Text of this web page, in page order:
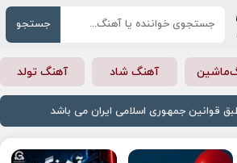
جستجو
آهنگ شاد آهنگ تولد
قوانین جمهوری اسلامی ایران می باشد